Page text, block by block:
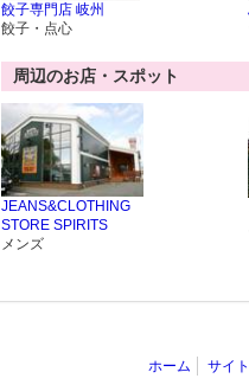
餃子専門店 岐州
餃子・点心
周辺のお店・スポット
JEANS&CLOTHING
STORE SPIRITS
メンズ
ホーム サイ